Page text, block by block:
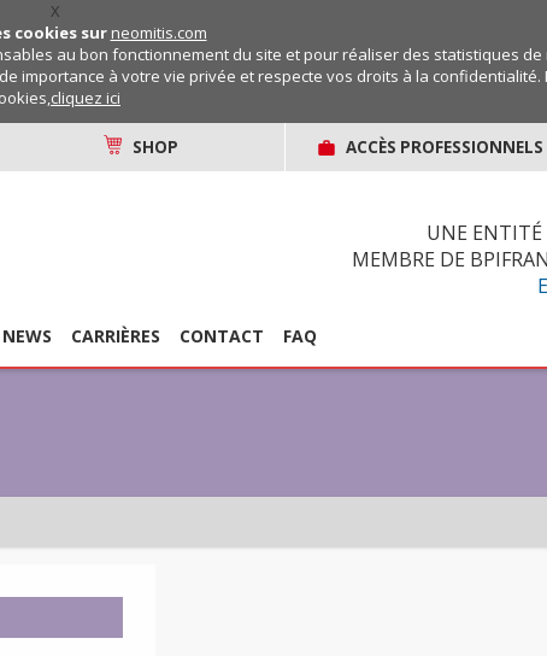
X
cookies sur neomitis.com
au bon fonctionnement du site et pour réaliser des statistiques
importance à votre vie privée et respecte vos droits à la
cliquez ici
SHOP ACCÈS PROFESSIONNELS
UNE ENTITÉ
MEMBRE DE
NEWS CARRIÈRES CONTACT FAQ